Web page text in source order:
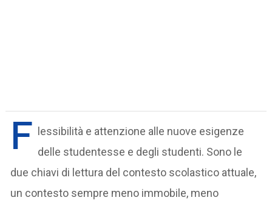
F lessibilità e attenzione alle nuove esigenze
delle studentesse e degli studenti. Sono le
due chiavi di lettura del contesto scolastico attuale,
un contesto sempre meno immobile, meno